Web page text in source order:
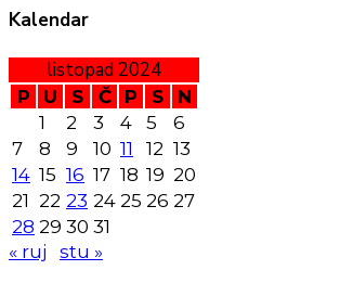
Kalendar
listopad 2024
P U S Č P S
N
1
2 3 4 5
6
7
8 9 10 11 12 13
14 15 16 17 18 19 20
21 22 23 24 25 26 27
28 29 30 31
« ruj
stu »